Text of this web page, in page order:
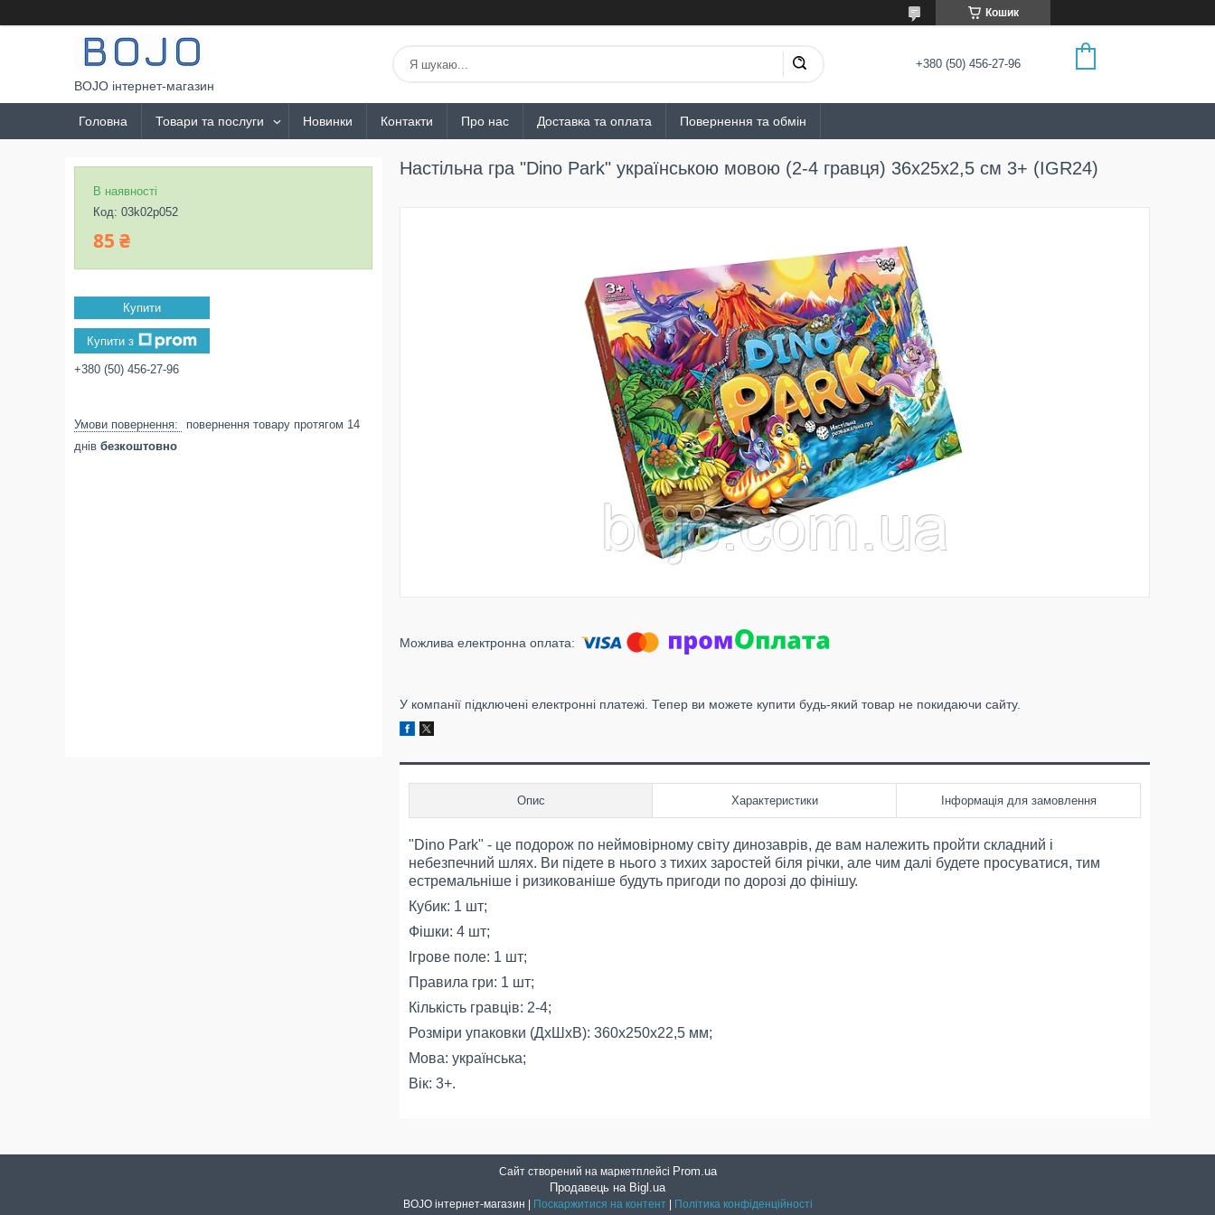
Кошик
BOJO інтернет-магазин
+380 (50) 456-27-96
Головна Товари та послуги Новинки Контакти Про нас Доставка та оплата Повернення та обмін
Настільна гра "Dino Park" українською мовою (2-4 гравця) 36х25х2,5 см 3+ (IGR24)
У компанії підключені електронні платежі. Тепер ви можете купити будь-який товар не покидаючи сайту.
Опис Характеристики Інформація для замовлення
"Dino Park" - це подорож по неймовірному світу динозаврів, де вам належить пройти складний і
небезпечний шлях. Ви підете в нього з тихих заростей біля річки, але чим далі будете просуватися, тим
естремальніше і ризикованіше будуть пригоди по дорозі до фінішу.
Кубик: 1 шт;
Фішки: 4 шт;
Ігрове поле: 1 шт;
Правила гри: 1 шт;
Кількість гравців: 2-4;
Розміри упаковки (ДхШхВ): 360х250х22,5 мм;
Мова: українська;
Вік: 3+.
В наявності
Код: 03k02p052
85 ₴
Купити
Купити з
+380 (50) 456-27-96
повернення товару протягом 14
днів безкоштовно
Сайт створений на маркетплейсі Prom.ua
Продавець на Bigl.ua
Поскаржитися на контент Політика конфіденційності